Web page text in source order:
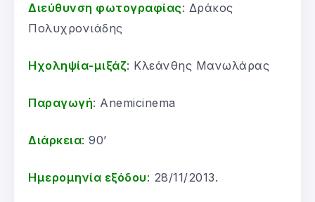
Διεύθυνση φωτογραφίας: Δράκος
Πολυχρονιάδης
Ηχοληψία-μιξάζ: Kλεάνθης Μανωλάρας
Παραγωγή: Anemicinema
Διάρκεια: 90’
Ημερομηνία εξόδου: 28/11/2013.